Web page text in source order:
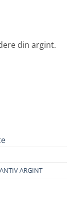
din argint.
ARGINT